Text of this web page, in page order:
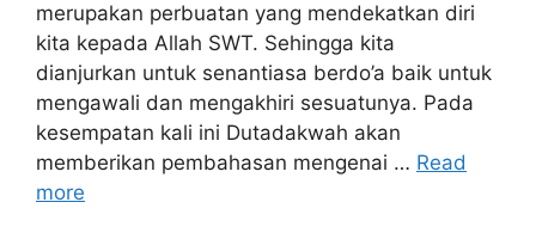
merupakan perbuatan yang mendekatkan diri
kita kepada Allah SWT. Sehingga kita
dianjurkan untuk senantiasa berdo’a baik untuk
mengawali dan mengakhiri sesuatunya. Pada
kesempatan kali ini Dutadakwah akan
memberikan pembahasan mengenai … Read
more